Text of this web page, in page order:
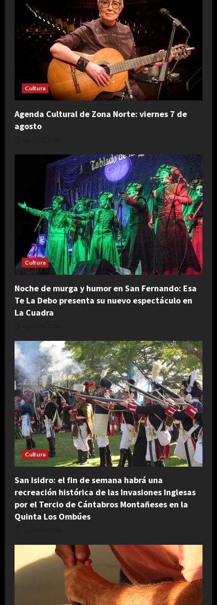
Cultura
Agenda Cultural de Zona Norte: viernes 7 de
agosto
Cultura
Noche de murga y humor en San Fernando: Esa
Te La Debo presenta su nuevo espectáculo en
La Cuadra
Cultura
San Isidro: el fin de semana habrá una
recreación histórica de las Invasiones Inglesas
por el Tercio de Cántabros Montañeses en la
Quinta Los Ombúes